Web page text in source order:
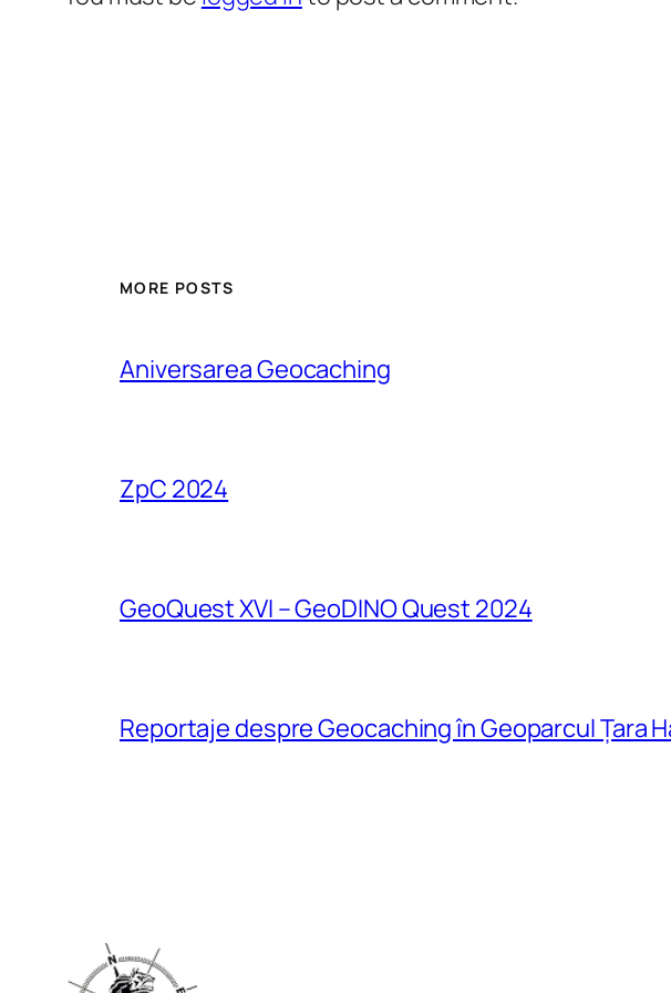
MORE POSTS
Aniversarea Geocaching
ZpC 2024
GeoQuest XVI – GeoDINO Quest 2024
Reportaje despre Geocaching în Geoparcul Țara